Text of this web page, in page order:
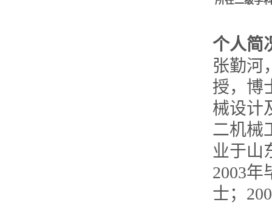
个人简
张勤河
授，博
械设计
二机械
业于山
2003年
士；